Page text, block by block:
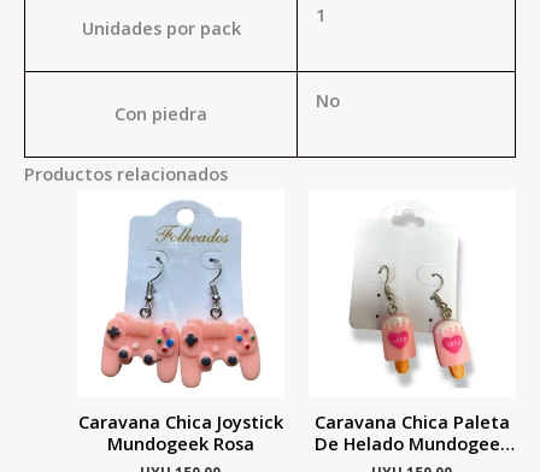
Unidades por pack
1
Con piedra
No
Productos relacionados
Caravana Chica Joystick
Mundogeek Rosa
Caravana Chica Paleta
De Helado Mundogeek
Rosa